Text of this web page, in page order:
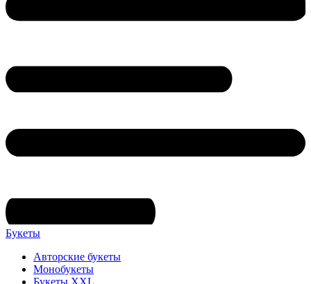
Букеты
Авторские букеты
Монобукеты
Букеты XXL